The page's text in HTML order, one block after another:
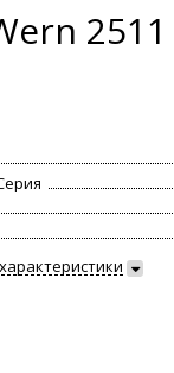
2511